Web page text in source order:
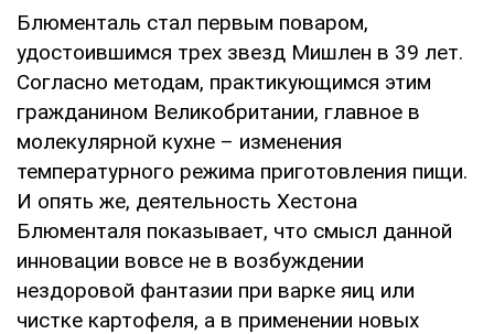
Блюменталь стал первым поваром,
удостоившимся трех звезд Мишлен в 39 лет.
Согласно методам, практикующимся этим
гражданином Великобритании, главное в
молекулярной кухне – изменения
температурного режима приготовления пищи.
И опять же, деятельность Хестона
Блюменталя показывает, что смысл данной
инновации вовсе не в возбуждении
нездоровой фантазии при варке яиц или
чистке картофеля, а в применении новых